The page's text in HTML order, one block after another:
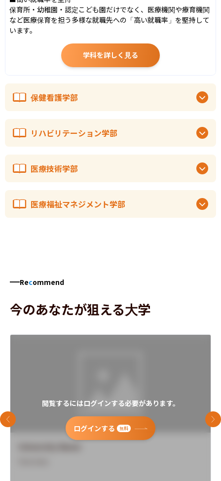
保育所・幼稚園・認定こども園だけでなく、医療機関や療育機関
など医療保育を担う多様な就職先への「高い就職率」を堅持して
います。
学科を詳しく見る
保健看護学部
リハビリテーション学部
医療技術学部
医療福祉マネジメント学部
Recommend
今のあなたが狙える大学
閲覧するにはログインする必要があります。
ログインする 無料
前のスライド 次